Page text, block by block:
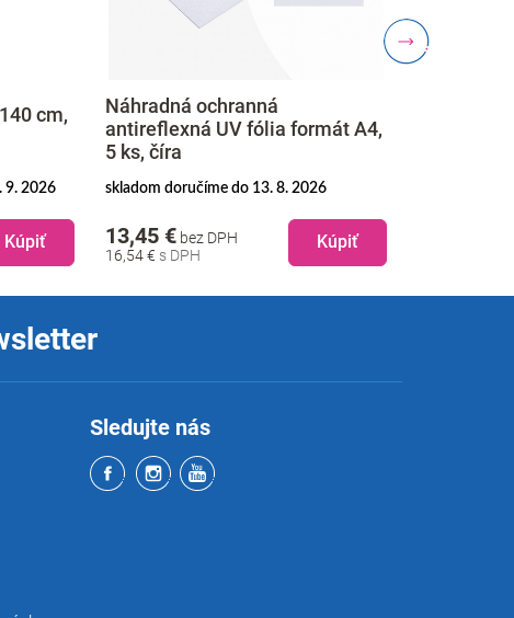
cm,
9. 2026
Kúpiť
Náhradná ochranná
antireflexná UV fólia formát A4,
5 ks, číra
skladom doručíme do 13. 8. 2026
16,54 €
13,45 € bez DPH Kúpiť
Sledujte nás